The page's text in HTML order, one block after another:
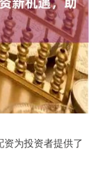
为投资者提供了